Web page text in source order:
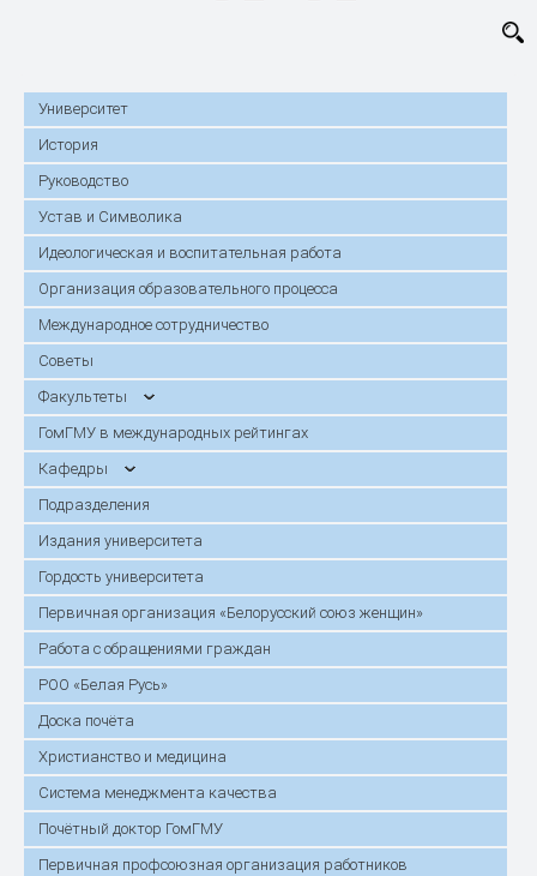
Университет
История
Руководство
Устав и Символика
Идеологическая и воспитательная работа
Организация образовательного процесса
Международное сотрудничество
Советы
Факультеты
ГомГМУ в международных рейтингах
Кафедры
Подразделения
Издания университета
Гордость университета
Первичная организация «Белорусский союз женщин»
Работа с обращениями граждан
РОО «Белая Русь»
Доска почёта
Христианство и медицина
Система менеджмента качества
Почётный доктор ГомГМУ
Первичная профсоюзная организация работников